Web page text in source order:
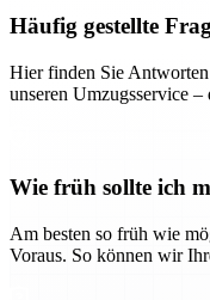
Häufig gestellte
Hier finden Sie
unseren Umzugsservice –
Wie früh sollte ich
Am besten so früh wie
Voraus. So können wir